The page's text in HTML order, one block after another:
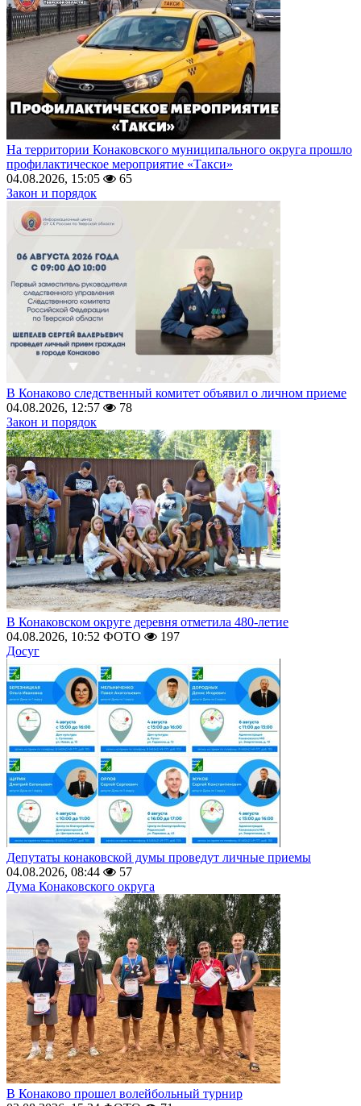
На территории Конаковского муниципального округа прошло
профилактическое мероприятие «Такси»
04.08.2026, 15:05
65
Закон и порядок
В Конаково следственный комитет объявил о личном приеме
04.08.2026, 12:57
78
Закон и порядок
В Конаковском округе деревня отметила 480-летие
04.08.2026, 10:52 ФОТО
197
Досуг
Депутаты конаковской думы проведут личные приемы
04.08.2026, 08:44
57
Дума Конаковского округа
В Конаково прошел волейбольный турнир